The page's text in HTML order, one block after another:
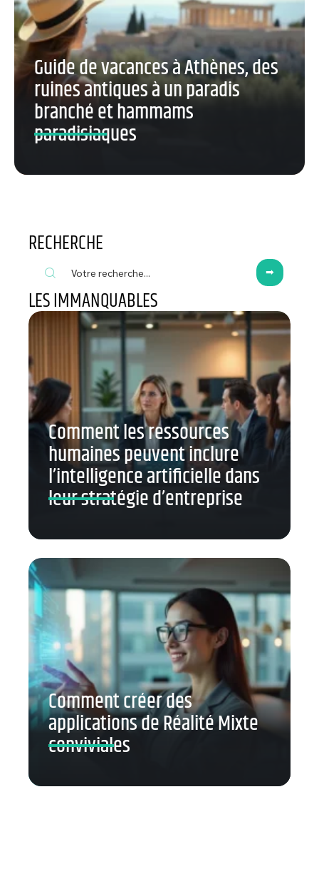
Guide de vacances à Athènes, des
ruines antiques à un paradis
branché et hammams
paradisiaques
RECHERCHE
LES IMMANQUABLES
Comment les ressources
humaines peuvent inclure
l’intelligence artificielle dans
leur stratégie d’entreprise
Comment créer des
applications de Réalité Mixte
conviviales